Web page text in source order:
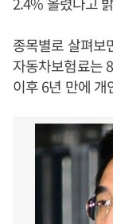
종목별로 살펴보
자동차보험료는
이후 6년 만에 개